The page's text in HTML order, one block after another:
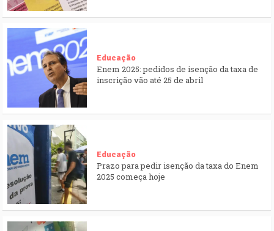
Educação
Enem 2025: pedidos de isenção da taxa de
inscrição vão até 25 de abril​
Educação
Prazo para pedir isenção da taxa do Enem
2025 começa hoje